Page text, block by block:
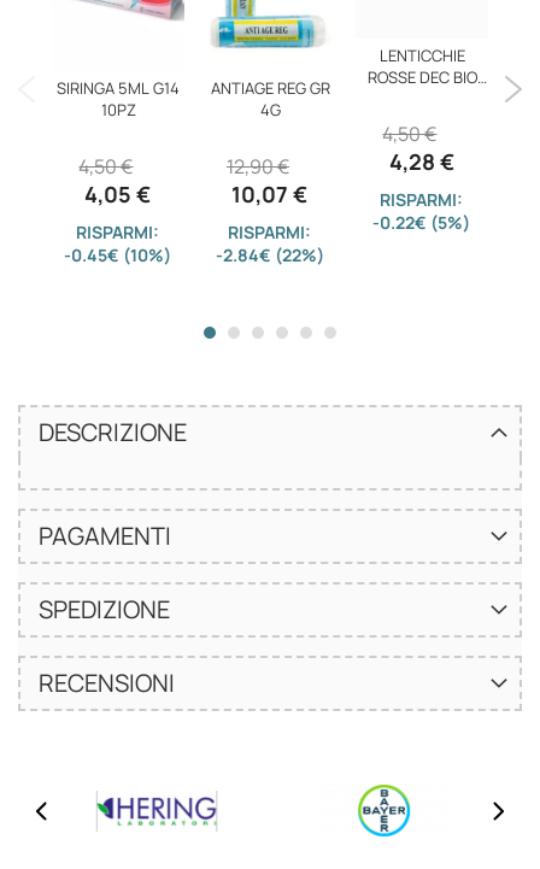
SIRINGA 5ML G14
10PZ
4,05 €
4,50 €
RISPARMI:
-0.45€ (10%)
ANTIAGE REG GR
4G
10,07 €
12,90 €
RISPARMI:
-2.84€ (22%)
LENTICCHIE
ROSSE DEC BIO
4,28 €
4,50 €
RISPARMI:
-0.22€ (5%)
DESCRIZIONE
PAGAMENTI
SPEDIZIONE
RECENSIONI